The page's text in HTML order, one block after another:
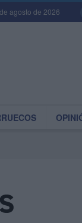
agosto de 2026